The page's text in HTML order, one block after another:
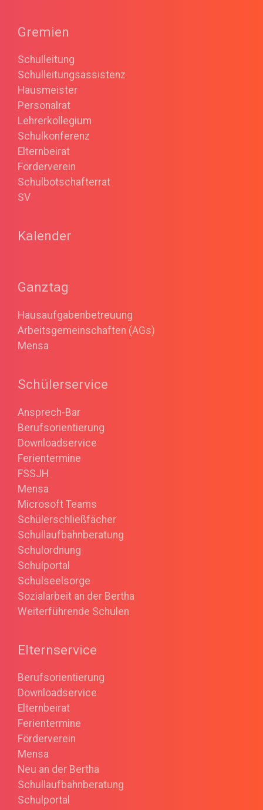
Gremien
Schulleitung
Schulleitungsassistenz
Hausmeister
Personalrat
Lehrerkollegium
Schulkonferenz
Elternbeirat
Förderverein
Schulbotschafterrat
SV
Kalender
Ganztag
Hausaufgabenbetreuung
Arbeitsgemeinschaften (AGs)
Mensa
Schülerservice
Ansprech-Bar
Berufsorientierung
Downloadservice
Ferientermine
FSSJH
Mensa
Microsoft Teams
Schülerschließfächer
Schullaufbahnberatung
Schulordnung
Schulportal
Schulseelsorge
Sozialarbeit an der Bertha
Weiterführende Schulen
Elternservice
Berufsorientierung
Downloadservice
Elternbeirat
Ferientermine
Förderverein
Mensa
Neu an der Bertha
Schullaufbahnberatung
Schulportal